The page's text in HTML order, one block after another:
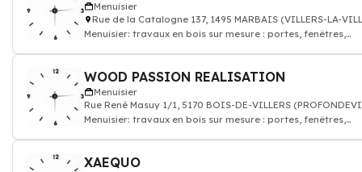
Menuisier
Rue de la Catalogne 137, 1495 MARBAIS (VILLERS-LA-
Menuisier: travaux en bois sur mesure : portes, fenêtres,
WOOD PASSION REALISATION
Menuisier
Rue René Masuy 1/1, 5170 BOIS-DE-VILLERS
Menuisier: travaux en bois sur mesure : portes, fenêtres,
XAEQUO